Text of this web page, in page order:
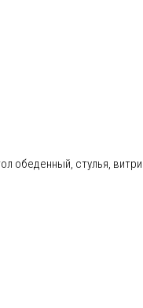
обеденный, стулья,